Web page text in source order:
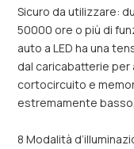
Sicuro da utilizzare:
50000 ore o più di
auto a LED ha una
dal caricabatterie
cortocircuito e
estremamente
8 Modalità